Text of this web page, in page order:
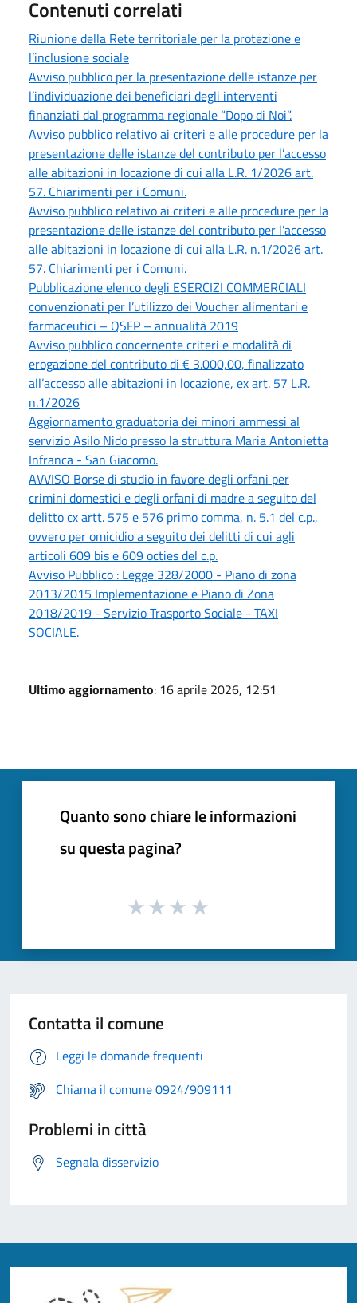
Contenuti correlati
Riunione della Rete territoriale per la protezione e
l’inclusione sociale
Avviso pubblico per la presentazione delle istanze per
l’individuazione dei beneficiari degli interventi
finanziati dal programma regionale “Dopo di Noi”.
Avviso pubblico relativo ai criteri e alle procedure per la
presentazione delle istanze del contributo per l’accesso
alle abitazioni in locazione di cui alla L.R. 1/2026 art.
57. Chiarimenti per i Comuni.
Avviso pubblico relativo ai criteri e alle procedure per la
presentazione delle istanze del contributo per l’accesso
alle abitazioni in locazione di cui alla L.R. n.1/2026 art.
57. Chiarimenti per i Comuni.
Pubblicazione elenco degli ESERCIZI COMMERCIALI
convenzionati per l’utilizzo dei Voucher alimentari e
farmaceutici – QSFP – annualità 2019
Avviso pubblico concernente criteri e modalità di
erogazione del contributo di € 3.000,00, finalizzato
all’accesso alle abitazioni in locazione, ex art. 57 L.R.
n.1/2026
Aggiornamento graduatoria dei minori ammessi al
servizio Asilo Nido presso la struttura Maria Antonietta
Infranca - San Giacomo.
AVVISO Borse di studio in favore degli orfani per
crimini domestici e degli orfani di madre a seguito del
delitto cx artt. 575 e 576 primo comma, n. 5.1 del c.p.,
ovvero per omicidio a seguito dei delitti di cui agli
articoli 609 bis e 609 octies del c.p.
Avviso Pubblico : Legge 328/2000 - Piano di zona
2013/2015 Implementazione e Piano di Zona
2018/2019 - Servizio Trasporto Sociale - TAXI
SOCIALE.
Ultimo aggiornamento: 16 aprile 2026, 12:51
Quanto sono chiare le informazioni
su questa pagina?
Contatta il comune
Leggi le domande frequenti
Chiama il comune 0924/909111
Problemi in città
Segnala disservizio